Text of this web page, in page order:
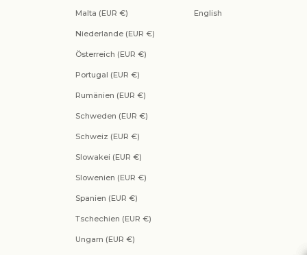
Malta (EUR €)
Niederlande (EUR €)
Österreich (EUR €)
Portugal (EUR €)
Rumänien (EUR €)
Schweden (EUR €)
Schweiz (EUR €)
Slowakei (EUR €)
Slowenien (EUR €)
Spanien (EUR €)
Tschechien (EUR €)
Ungarn (EUR €)
English